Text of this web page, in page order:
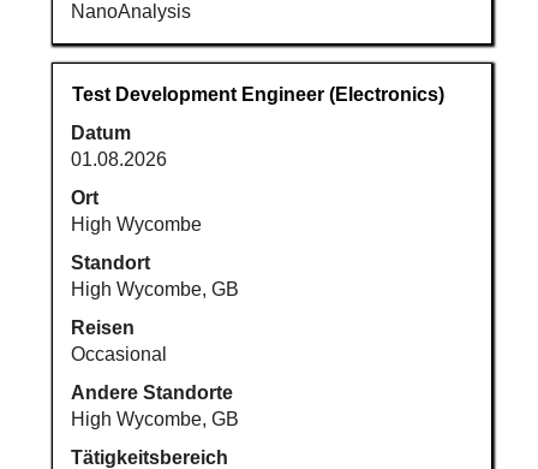
NanoAnalysis
Stellenbezeichnung
Test Development Engineer (Electronics)
Datum
01.08.2026
Ort
High Wycombe
Standort
High Wycombe, GB
Reisen
Occasional
Andere Standorte
High Wycombe, GB
Tätigkeitsbereich
Drücken
Sie
die
Leertaste,
um
die
Stelleninformationen
vollständig
anzuzeigen.